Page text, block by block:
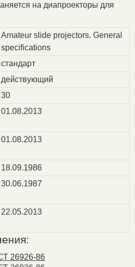
на диапроекторы для
Amateur slide projectors. General
specifications
стандарт
действующий
30
01.08.2013
01.08.2013
18.09.1986
30.06.1987
22.05.2013
26926-86